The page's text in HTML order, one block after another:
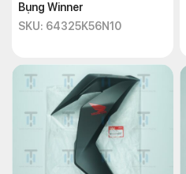
Bụng Winner
SKU: 64325K56N10